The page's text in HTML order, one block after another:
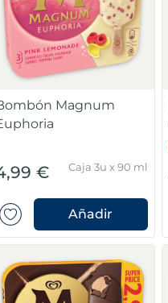
Magnum
€ Caja 3u x 90 ml
Añadir